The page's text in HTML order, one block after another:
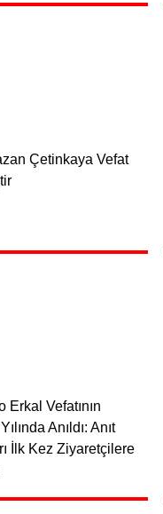
Çetinkaya Vefat
Erkal Vefatının
Anıldı: Anıt
İlk Kez Ziyaretçilere